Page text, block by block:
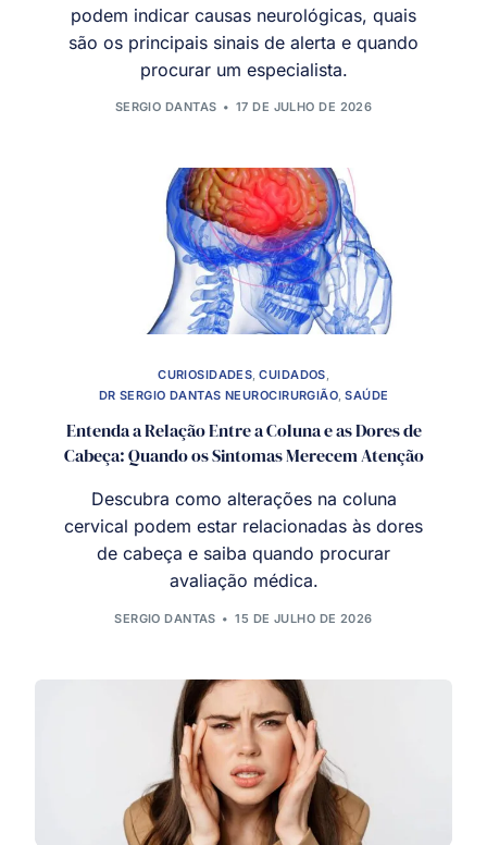
podem indicar causas neurológicas, quais
são os principais sinais de alerta e quando
procurar um especialista.
SERGIO DANTAS 17 DE JULHO DE 2026
CURIOSIDADES,CUIDADOS,
DR SERGIO DANTAS NEUROCIRURGIÃO,SAÚDE
Entenda a Relação Entre a Coluna e as Dores de
Cabeça: Quando os Sintomas Merecem Atenção
Descubra como alterações na coluna
cervical podem estar relacionadas às dores
de cabeça e saiba quando procurar
avaliação médica.
SERGIO DANTAS 15 DE JULHO DE 2026